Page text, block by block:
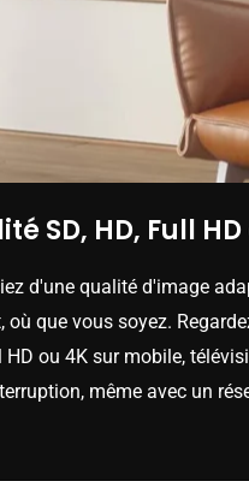
SD, HD, Full
d'une qualité d'image
où que vous soyez.
HD ou 4K sur mobile,
même avec un